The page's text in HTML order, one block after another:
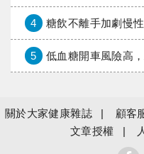
4 糖飲不離手加劇慢性
5 低血糖開車風險高
關於大家健康雜誌 顧客
文章授權